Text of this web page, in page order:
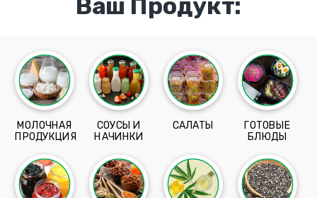
Ваш Продукт:
МОЛОЧНАЯ
ПРОДУКЦИЯ
СОУСЫ И
НАЧИНКИ
САЛАТЫ
ГОТОВЫЕ
БЛЮДЫ